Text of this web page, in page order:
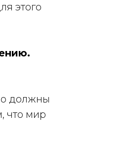
этого
должны
что мир